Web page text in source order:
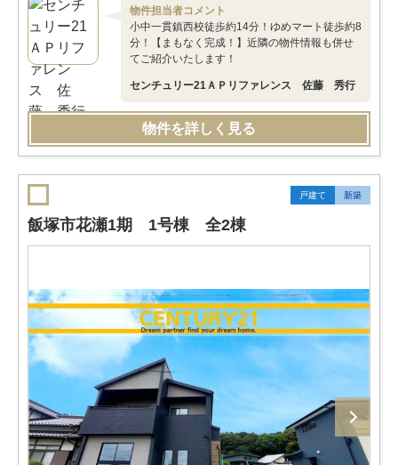
物件担当者コメント
小中一貫鎮西校徒歩約14分！ゆめマート徒歩約8
分！【まもなく完成！】近隣の物件情報も併せ
てご紹介いたします！
センチュリー21ＡＰリファレンス 佐藤 秀行
物件を詳しく見る
戸建て 新築
飯塚市花瀬1期 1号棟 全2棟